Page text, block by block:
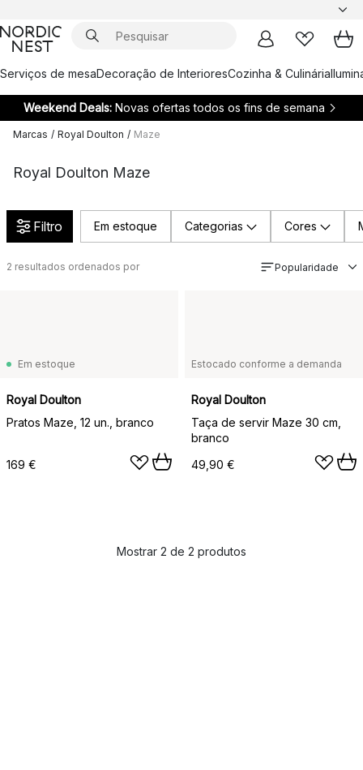
Serviços de mesaDecoração de InterioresCozinha & Culinária
Weekend Deals: Novas ofertas todos os fins de semana
Marcas / Royal Doulton / Maze
Royal Doulton Maze
Filtro Em estoque Categorias Cores
2 resultados ordenados por Popularidade
Em estoque
Royal Doulton
Pratos Maze, 12 un., branco
169 €
Estocado conforme a demanda
Royal Doulton
Taça de servir Maze 30 cm,
branco
49,90 €
Mostrar 2 de 2 produtos